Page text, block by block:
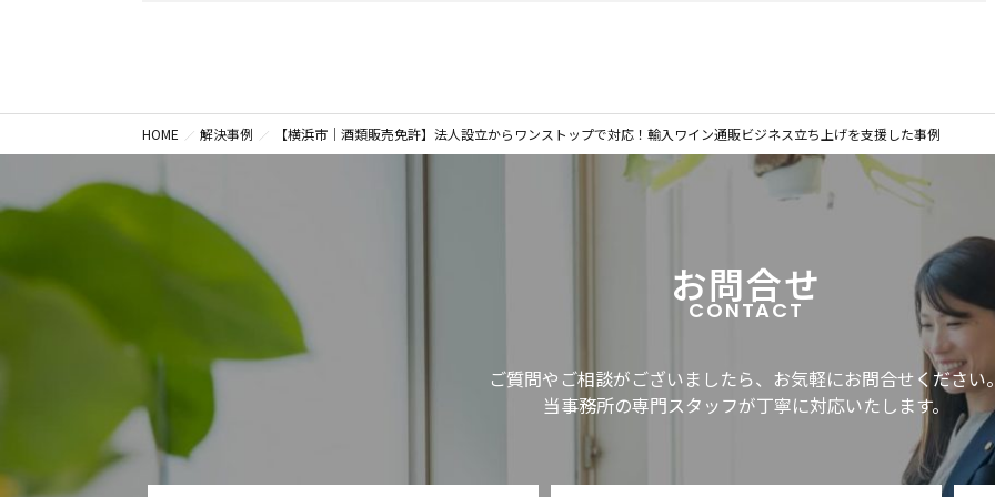
HOME 解決事例 【横浜市｜酒類販売免許】法人設立からワンストップで対応！輸入ワイン通販ビジネス立ち上げを支援した事例
お問合せ
CONTACT
ご質問やご相談がございましたら、お気軽にお問合せください
当事務所の専門スタッフが丁寧に対応いたします。